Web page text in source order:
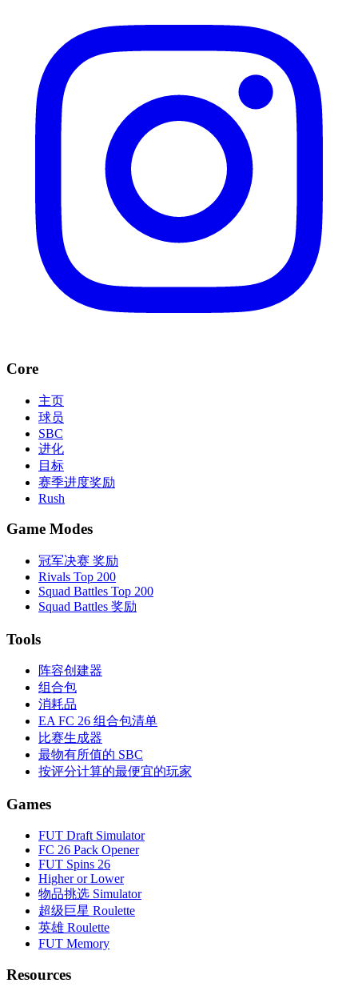
Core
主页
球员
SBC
进化
目标
赛季进度奖励
Rush
Game Modes
冠军决赛 奖励
Rivals Top 200
Squad Battles Top 200
Squad Battles 奖励
Tools
阵容创建器
组合包
消耗品
EA FC 26 组合包清单
比赛生成器
最物有所值的 SBC
按评分计算的最便宜的玩家
Games
FUT Draft Simulator
FC 26 Pack Opener
FUT Spins 26
Higher or Lower
物品挑选 Simulator
超级巨星 Roulette
英雄 Roulette
FUT Memory
Resources